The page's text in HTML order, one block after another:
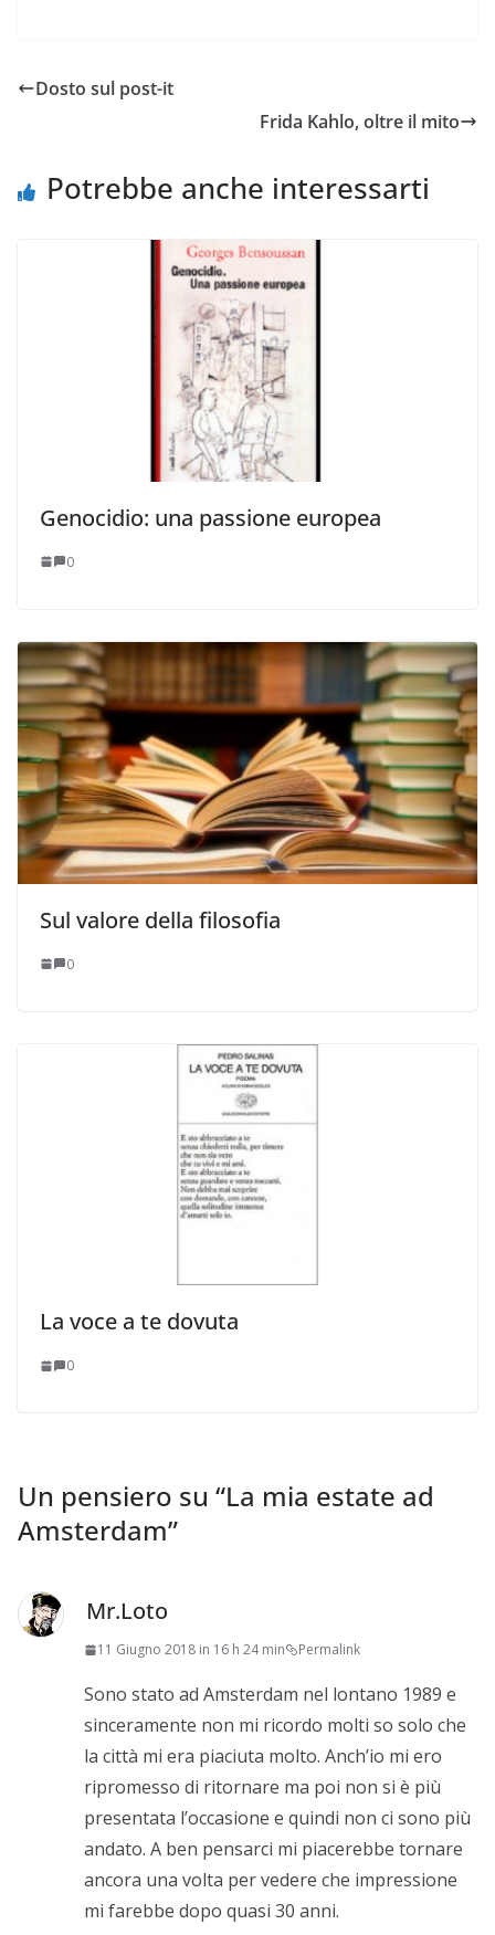
Dosto sul post-it
Frida Kahlo, oltre il mito
Potrebbe anche interessarti
Genocidio: una passione europea
0
Sul valore della filosofia
0
La voce a te dovuta
0
Un pensiero su “La mia estate ad
Amsterdam”
Mr.Loto
11 Giugno 2018 in 16 h 24 min Permalink
Sono stato ad Amsterdam nel lontano 1989 e
sinceramente non mi ricordo molti so solo che
la città mi era piaciuta molto. Anch’io mi ero
ripromesso di ritornare ma poi non si è più
presentata l’occasione e quindi non ci sono più
andato. A ben pensarci mi piacerebbe tornare
ancora una volta per vedere che impressione
mi farebbe dopo quasi 30 anni.